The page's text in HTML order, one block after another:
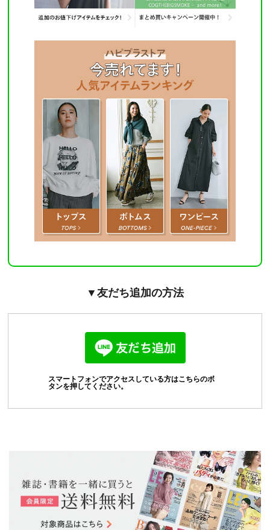
▼友だち追加の方法
スマートフォンでアクセスしている方はこちらのボ
タンを押してください。